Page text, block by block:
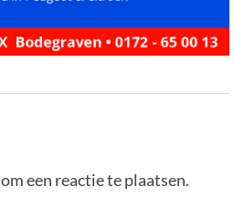
om een reactie te plaatsen.